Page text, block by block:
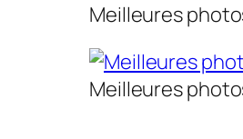
Meilleures
Meilleures